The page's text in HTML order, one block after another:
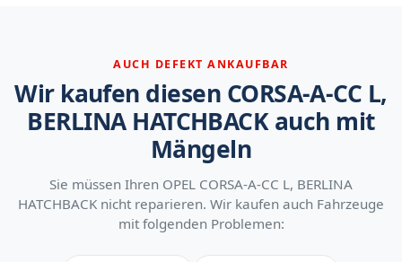
AUCH DEFEKT ANKAUFBAR
Wir kaufen diesen CORSA-A-CC L,
BERLINA HATCHBACK auch mit
Mängeln
Sie müssen Ihren OPEL CORSA-A-CC L, BERLINA
HATCHBACK nicht reparieren. Wir kaufen auch Fahrzeuge
mit folgenden Problemen: